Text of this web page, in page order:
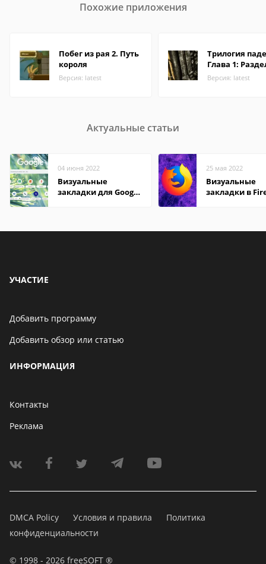
Похожие приложения
Побег из рая 2. Путь
короля
Версия: latest
Трилогия
Глава 1:
Версия: latest
Актуальные статьи
04 июня 2022
Визуальные
закладки для Google
25 мая 2022
Визуальные
закладки в
УЧАСТИЕ
Добавить программу
Добавить обзор или статью
ИНФОРМАЦИЯ
Контакты
Реклама
DMCA Policy Условия и правила
Политика
конфиденциальности
© 1998 - 2026 freeSOFT ®